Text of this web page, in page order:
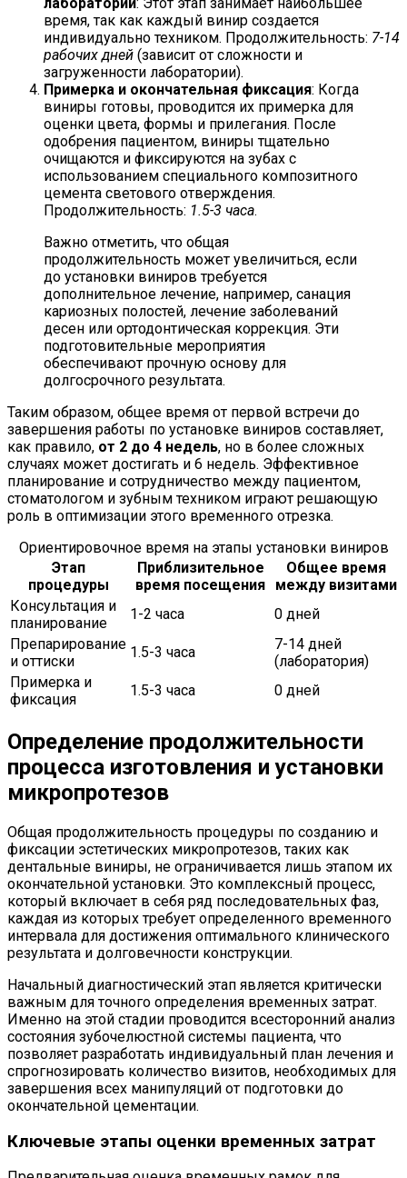
время, так как каждый винир создается
индивидуально техником. Продолжительность: 7-14
рабочих дней (зависит от сложности и
загруженности лаборатории).
Примерка и окончательная фиксация: Когда
виниры готовы, проводится их примерка для
оценки цвета, формы и прилегания. После
одобрения пациентом, виниры тщательно
очищаются и фиксируются на зубах с
использованием специального композитного
цемента светового отверждения.
Продолжительность: 1.5-3 часа.
Важно отметить, что общая
продолжительность может увеличиться, если
до установки виниров требуется
дополнительное лечение, например, санация
кариозных полостей, лечение заболеваний
десен или ортодонтическая коррекция. Эти
подготовительные мероприятия
обеспечивают прочную основу для
долгосрочного результата.
Таким образом, общее время от первой встречи до
завершения работы по установке виниров составляет,
как правило, от 2 до 4 недель, но в более сложных
случаях может достигать и 6 недель. Эффективное
планирование и сотрудничество между пациентом,
стоматологом и зубным техником играют решающую
роль в оптимизации этого временного отрезка.
Ориентировочное время на этапы установки виниров
Этап
процедуры
Приблизительное
время посещения
Общее время
между визитами
Консультация и
планирование
1-2 часа
0 дней
Препарирование
и оттиски
1.5-3 часа
7-14 дней
(лаборатория)
Примерка и
фиксация
1.5-3 часа 0 дней
Определение продолжительности
процесса изготовления и установки
микропротезов
Общая продолжительность процедуры по созданию и
фиксации эстетических микропротезов, таких как
дентальные виниры, не ограничивается лишь этапом их
окончательной установки. Это комплексный процесс,
который включает в себя ряд последовательных фаз,
каждая из которых требует определенного временного
интервала для достижения оптимального клинического
результата и долговечности конструкции.
Начальный диагностический этап является критически
важным для точного определения временных затрат.
Именно на этой стадии проводится всесторонний анализ
состояния зубочелюстной системы пациента, что
позволяет разработать индивидуальный план лечения и
спрогнозировать количество визитов, необходимых для
завершения всех манипуляций от подготовки до
окончательной цементации.
Ключевые этапы оценки временных затрат